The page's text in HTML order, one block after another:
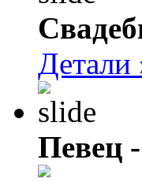
Детали
Певец -